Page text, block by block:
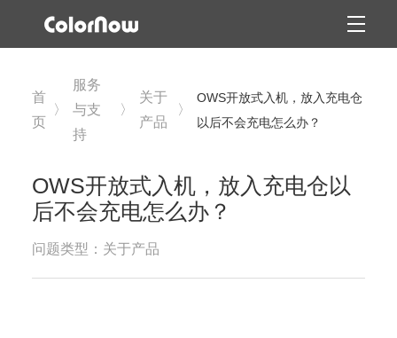
首
页
〉
服务
与支
持
〉
关于
产品
〉
OWS开放式入机，放入充电仓
以后不会充电怎么办？
OWS开放式入机，放入充电仓以
后不会充电怎么办？
问题类型：关于产品